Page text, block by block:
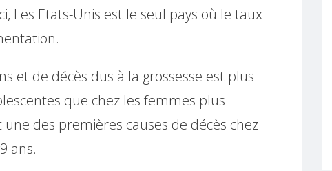
Les Etats-Unis est le seul pays où le taux
et de décès dus à la grossesse est plus
que chez les femmes plus
une des premières causes de décès chez
ans.